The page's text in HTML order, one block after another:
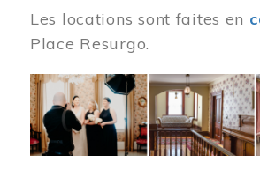
Les locations sont faites en
Place Resurgo.
Image